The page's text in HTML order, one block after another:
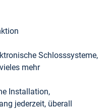
Schlosssysteme,
mehr
Installation,
jederzeit, überall